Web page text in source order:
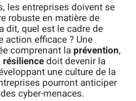
les entreprises doivent se
robuste en matière de
dit, quel est le cadre de
action efficace ? Une
comprenant la prévention,
résilience doit devenir la
une culture de la
pourront anticiper
cyber-menaces.